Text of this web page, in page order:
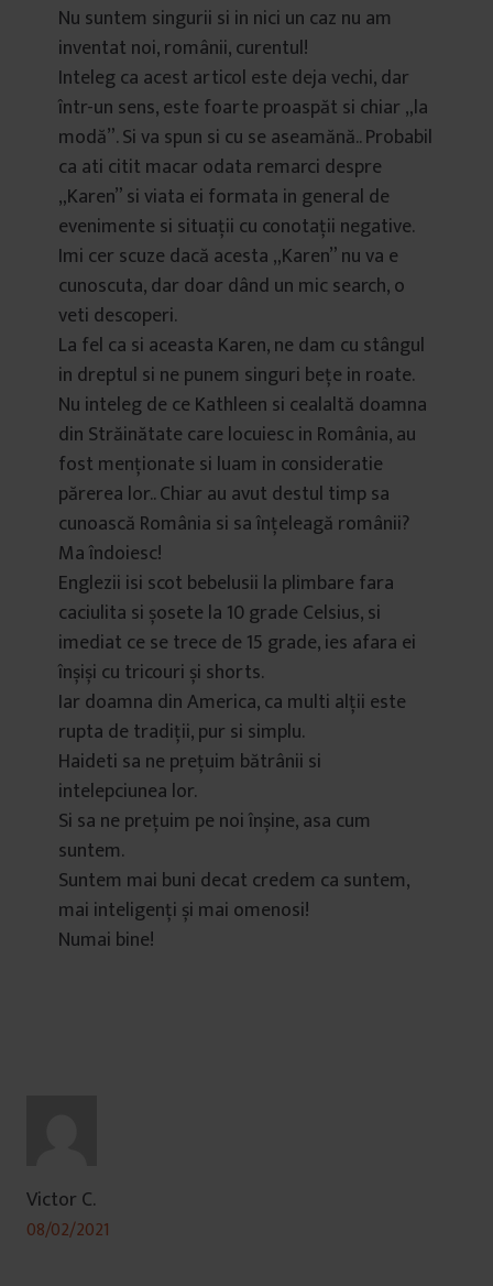
Nu suntem singurii si in nici un caz nu am
inventat noi, românii, curentul!
Inteleg ca acest articol este deja vechi, dar
într-un sens, este foarte proaspăt si chiar „la
modă”. Si va spun si cu se aseamănă.. Probabil
ca ati citit macar odata remarci despre
„Karen” si viata ei formata in general de
evenimente si situații cu conotații negative.
Imi cer scuze dacă acesta „Karen” nu va e
cunoscuta, dar doar dând un mic search, o
veti descoperi.
La fel ca si aceasta Karen, ne dam cu stângul
in dreptul si ne punem singuri bețe in roate.
Nu inteleg de ce Kathleen si cealaltă doamna
din Străinătate care locuiesc in România, au
fost menționate si luam in consideratie
părerea lor.. Chiar au avut destul timp sa
cunoască România si sa înțeleagă românii?
Ma îndoiesc!
Englezii isi scot bebelusii la plimbare fara
caciulita si șosete la 10 grade Celsius, si
imediat ce se trece de 15 grade, ies afara ei
înșiși cu tricouri și shorts.
Iar doamna din America, ca multi alții este
rupta de tradiții, pur si simplu.
Haideti sa ne prețuim bătrânii si
intelepciunea lor.
Si sa ne prețuim pe noi înșine, asa cum
suntem.
Suntem mai buni decat credem ca suntem,
mai inteligenți și mai omenosi!
Numai bine!
Victor C.
08/02/2021